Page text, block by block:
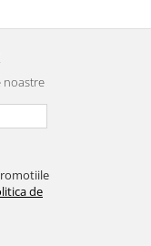
noastre
de